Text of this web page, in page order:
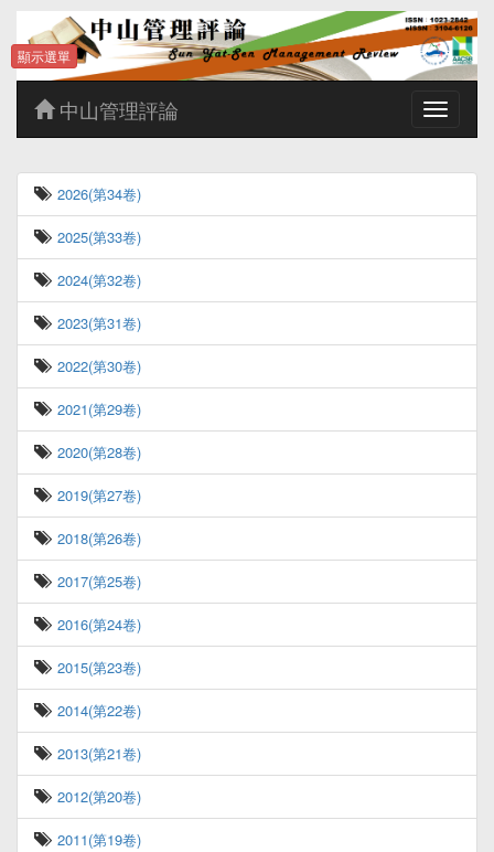
Toggle
中山管理評論
2026(第34卷)
2025(第33卷)
2024(第32卷)
2023(第31卷)
2022(第30卷)
2021(第29卷)
2020(第28卷)
2019(第27卷)
2018(第26卷)
2017(第25卷)
2016(第24卷)
2015(第23卷)
2014(第22卷)
2013(第21卷)
2012(第20卷)
2011(第19卷)
顯示選單